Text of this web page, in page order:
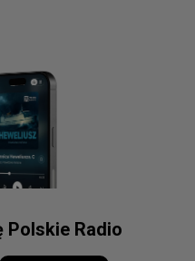
Polskie Radio